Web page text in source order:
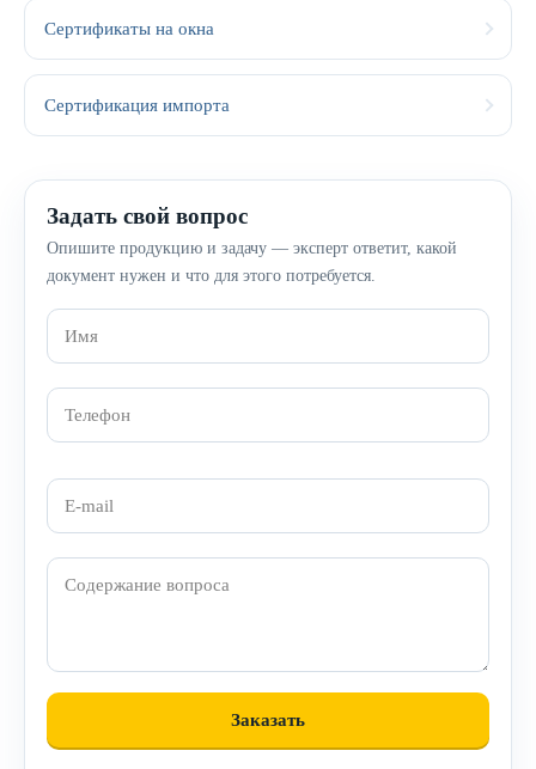
Сертификаты на окна
Сертификация импорта
Задать свой вопрос
Опишите продукцию и задачу — эксперт ответит, какой
документ нужен и что для этого потребуется.